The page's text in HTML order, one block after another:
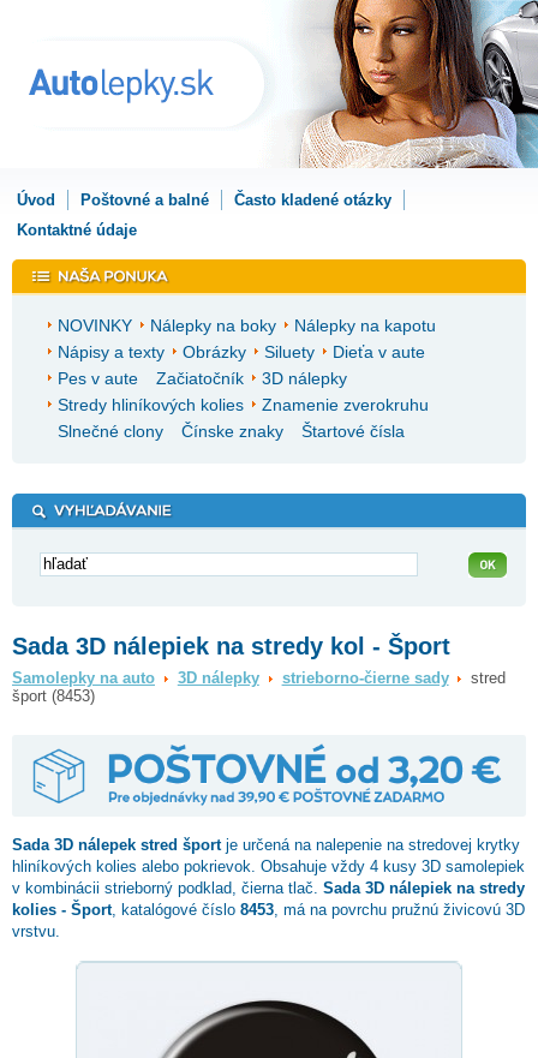
Úvod Poštovné a balné
Často kladené otázky
Kontaktné údaje
NOVINKY Nálepky na boky
Nálepky na kapotu
Nápisy a texty
Obrázky Siluety
Dieťa v aute
Pes v aute
Začiatočník
3D nálepky
Stredy hliníkových kolies
Znamenie zverokruhu
Slnečné clony
Čínske znaky Štartové čísla
Sada 3D nálepiek na stredy kol - Šport
Samolepky na auto 3D nálepky strieborno-čierne sady
stred
šport (8453)
Sada 3D nálepek stred športje určená na nalepenie na stredovej krytky
hliníkových kolies alebo pokrievok. Obsahuje vždy 4 kusy 3D samolepiek
v kombinácii strieborný podklad, čierna tlač. Sada 3D nálepiek na stredy
kolies - Šport, katalógové číslo 8453 , má na povrchu pružnú živicovú 3D
vrstvu.